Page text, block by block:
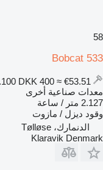
58
Bobcat 533
DKK 400 ≈ €53.51
معدات صناعية أخرى
2.127 متر / ساعة
وقود ديزل / مازوت
الدنمارك، Tølløse
Klaravik Denmark